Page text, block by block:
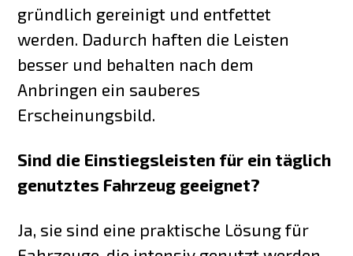
gründlich gereinigt und entfettet
werden. Dadurch haften die Leisten
besser und behalten nach dem
Anbringen ein sauberes
Erscheinungsbild.
Sind die Einstiegsleisten für ein täglich
genutztes Fahrzeug geeignet?
Ja, sie sind eine praktische Lösung für